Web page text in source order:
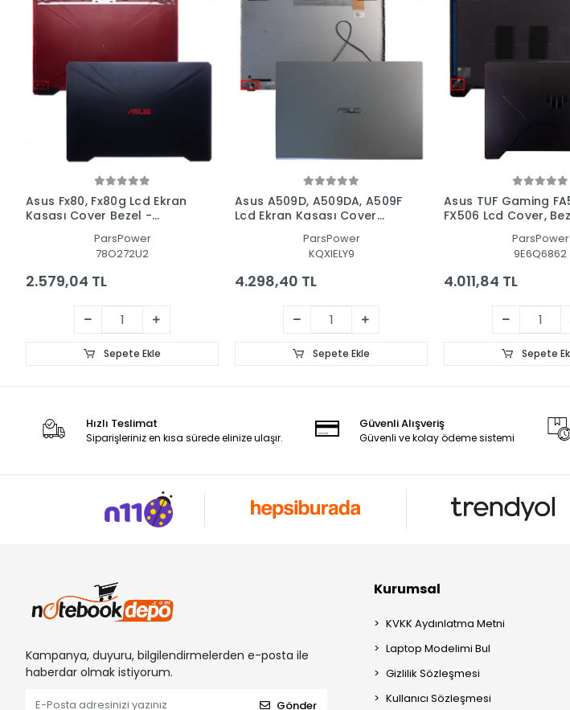
Asus Fx80, Fx80g Lcd Ekran
Kasası Cover Bezel -
ParsPower
78O272U2
2.579,04 TL
Sepete Ekle
Asus A509D, A509DA, A509F
Lcd Ekran Kasası Cover
ParsPower
KQXIELY9
4.298,40 TL
Sepete Ekle
Asus TUF Gaming
FX506 Lcd Cover,
ParsPower
9E6Q6862
4.011,84 TL
Sepete
Hızlı Teslimat
Siparişleriniz en kısa sürede elinize ulaşır.
Güvenli Alışveriş
Güvenli ve kolay ödeme sistemi
Kampanya, duyuru, bilgilendirmelerden e-posta ile
haberdar olmak istiyorum.
Gönder
Kurumsal
KVKK Aydınlatma Metni
Laptop Modelimi Bul
Gizlilik Sözleşmesi
Kullanıcı Sözleşmesi